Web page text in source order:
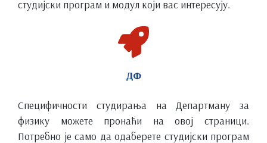
студијски програм и модул који вас интересују.
ДФ
Специфичности студирања на Департману за
физику можете пронаћи на овој страници.
Потребно је само да одаберете студијски програм